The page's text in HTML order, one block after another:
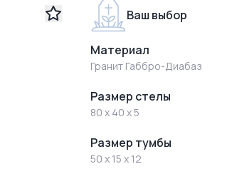
Ваш выбор
Материал
Гранит Габбро-Диабаз
Размер стелы
80 x 40 x 5
Размер тумбы
50 x 15 x 12